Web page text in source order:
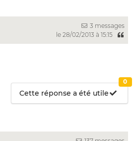
3 messages
le 28/02/2013 à 15:15
Cette réponse a été utile
0